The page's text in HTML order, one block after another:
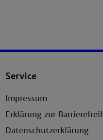
Service
Impressum
Erklärung zur
Datenschutzerklärung